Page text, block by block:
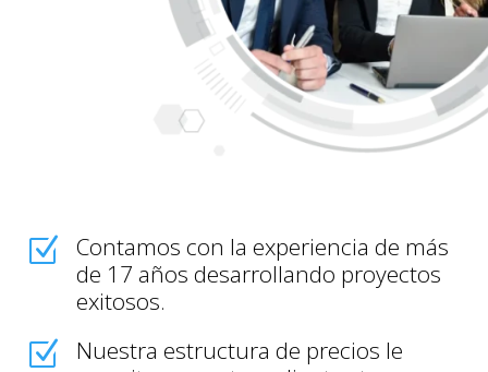
Z
Contamos con la experiencia de más
de 17 años desarrollando proyectos
exitosos.
Z
Nuestra estructura de precios le